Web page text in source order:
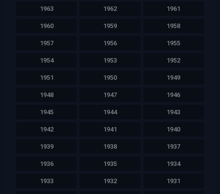
1963 1962 1961
1960 1959 1958
1957 1956 1955
1954 1953 1952
1951 1950 1949
1948 1947 1946
1945 1944 1943
1942 1941 1940
1939 1938 1937
1936 1935 1934
1933 1932 1931